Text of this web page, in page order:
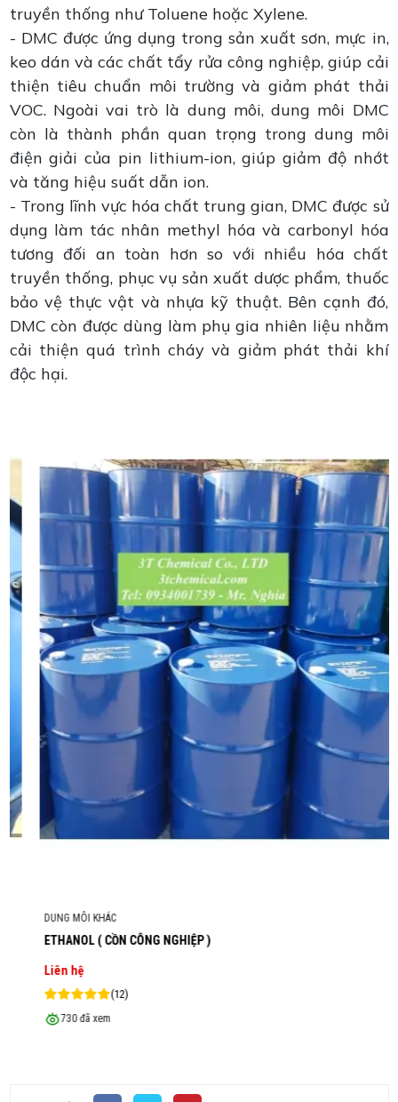
truyền thống như Toluene hoặc Xylene.
- DMC được ứng dụng trong sản xuất sơn, mực in,
keo dán và các chất tẩy rửa công nghiệp, giúp cải
thiện tiêu chuẩn môi trường và giảm phát thải
VOC. Ngoài vai trò là dung môi, dung môi DMC
còn là thành phần quan trọng trong dung môi
điện giải của pin lithium-ion, giúp giảm độ nhớt
và tăng hiệu suất dẫn ion.
- Trong lĩnh vực hóa chất trung gian, DMC được sử
dụng làm tác nhân methyl hóa và carbonyl hóa
tương đối an toàn hơn so với nhiều hóa chất
truyền thống, phục vụ sản xuất dược phẩm, thuốc
bảo vệ thực vật và nhựa kỹ thuật. Bên cạnh đó,
DMC còn được dùng làm phụ gia nhiên liệu nhằm
cải thiện quá trình cháy và giảm phát thải khí
độc hại.
DUNG MÔI KHÁC
ETHANOL ( CỒN CÔNG NGHIỆP )
Liên hệ
(12)
730 đã xem